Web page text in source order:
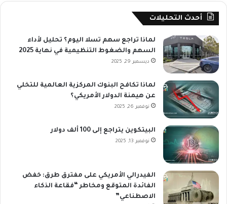
أحدث التحليلات
لماذا تراجع سهم تسلا اليوم؟ تحليل لأداء
السهم والضغوط التنظيمية في نهاية 2025
ديسمبر 29, 2025
لماذا تكافح البنوك المركزية العالمية للتخلي
عن هيمنة الدولار الأمريكي؟
نوفمبر 26, 2025
البيتكوين يتراجع إلى 100 ألف دولار
نوفمبر 13, 2025
الفيدرالي الأمريكي على مفترق طرق: خفض
الفائدة المتوقع ومخاطر “فقاعة الذكاء
الاصطناعي”